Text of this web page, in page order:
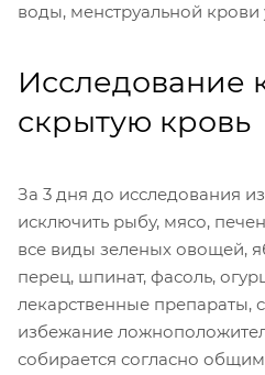
воды, менструальной
Исследование
скрытую кровь
За 3 дня до исследования
исключить рыбу, мясо,
все виды зеленых овощей,
перец, шпинат, фасоль,
лекарственные препараты,
избежание
собирается согласно